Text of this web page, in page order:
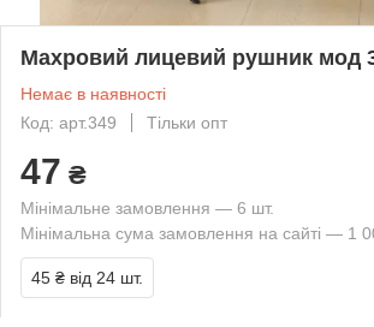
Махровий лицевий рушник мод
Немає в наявності
Код: арт.349
Тільки опт
47 ₴
Мінімальне замовлення — 6 шт.
Мінімальна сума замовлення на сайті — 1
45 ₴ від 24 шт.